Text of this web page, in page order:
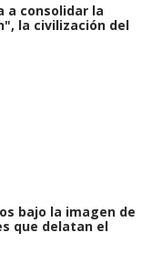
a consolidar la
la civilización del
bajo la imagen de
que delatan el